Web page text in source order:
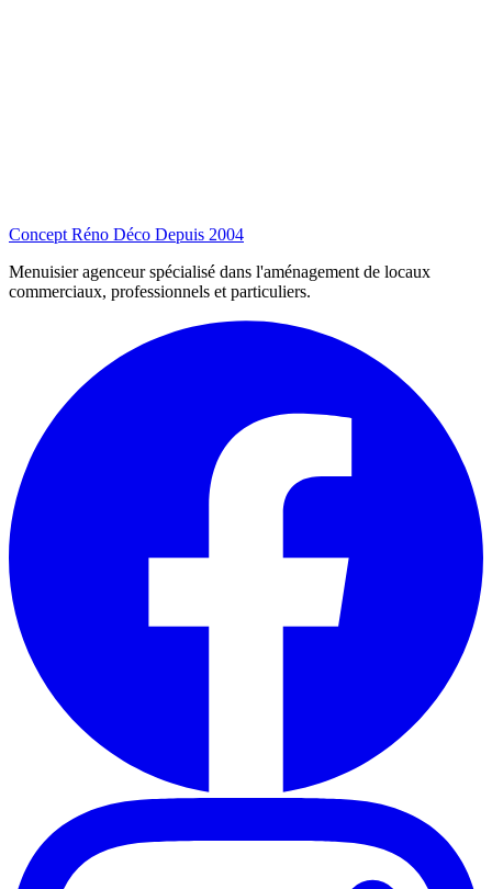
Concept Réno Déco Depuis 2004
Menuisier agenceur spécialisé dans l'aménagement de locaux
commerciaux, professionnels et particuliers.